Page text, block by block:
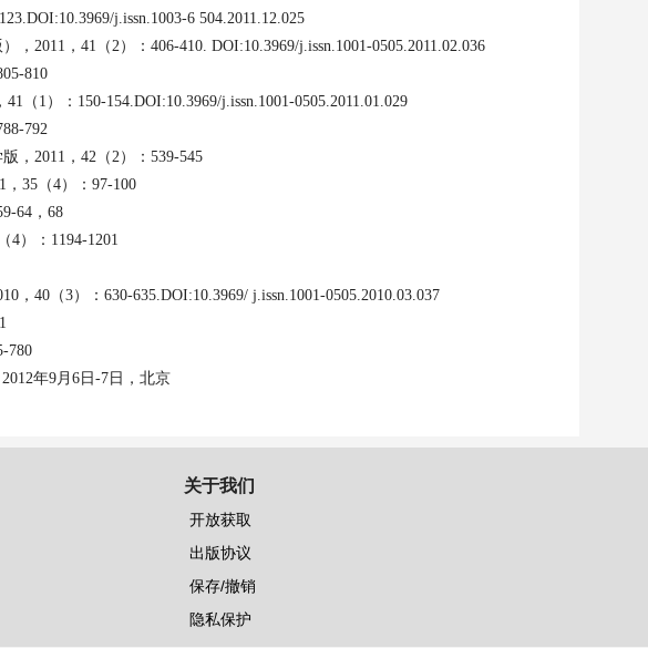
j.issn.1003-6 504.2011.12.025
，2011，41（2）：406-410. DOI:10.3969/j.issn.1001-0505.2011.02.036
810
41（1）：150-154.DOI:10.3969/j.issn.1001-0505.2011.01.029
792
，2011，42（2）：539-545
，35（4）：97-100
64，68
4）：1194-1201
，40（3）：630-635.DOI:10.3969/ j.issn.1001-0505.2010.03.037
780
2012年9月 6 日 -7 日，北京
关于我们
开放获取
出版协议
保存/撤销
隐私保护